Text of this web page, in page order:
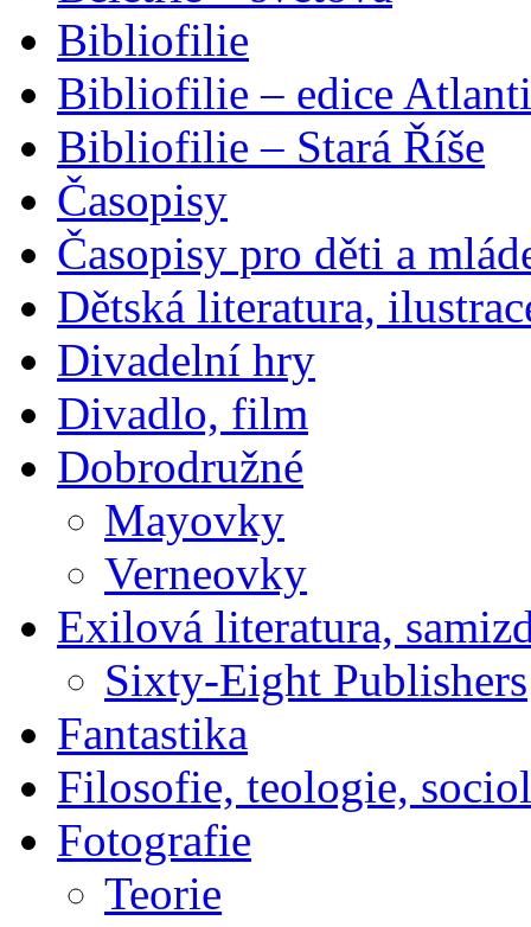
Bibliofilie
Bibliofilie – edice
Bibliofilie – Stará Říše
Časopisy
Časopisy pro děti a
Dětská literatura,
Divadelní hry
Divadlo, film
Dobrodružné
Mayovky
Verneovky
Exilová literatura,
Sixty-Eight Publishers
Fantastika
Filosofie, teologie,
Fotografie
Teorie